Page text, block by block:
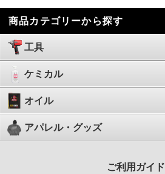
商品カテゴリーから探す
工具
ケミカル
オイル
アパレル・グッズ
ご利用ガイド